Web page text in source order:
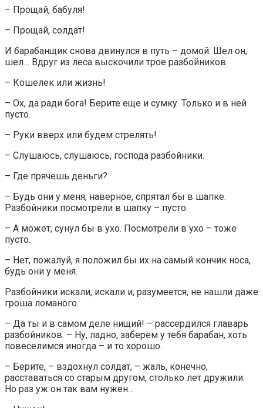
– Прощай, бабуля!
– Прощай, солдат!
И барабанщик снова двинулся в путь – домой. Шел он,
шел… Вдруг из леса выскочили трое разбойников.
– Кошелек или жизнь!
– Ох, да ради бога! Берите еще и сумку. Только и в ней
пусто.
– Руки вверх или будем стрелять!
– Слушаюсь, слушаюсь, господа разбойники.
– Где прячешь деньги?
– Будь они у меня, наверное, спрятал бы в шапке.
Разбойники посмотрели в шапку – пусто.
– А может, сунул бы в ухо. Посмотрели в ухо – тоже
пусто.
– Нет, пожалуй, я положил бы их на самый кончик носа,
будь они у меня.
Разбойники искали, искали и, разумеется, не нашли даже
гроша ломаного.
– Да ты и в самом деле нищий! – рассердился главарь
разбойников. – Ну, ладно, заберем у тебя барабан, хоть
повеселимся иногда – и то хорошо.
– Берите, – вздохнул солдат, – жаль, конечно,
расставаться со старым другом, столько лет дружили.
Но раз уж он так вам нужен…